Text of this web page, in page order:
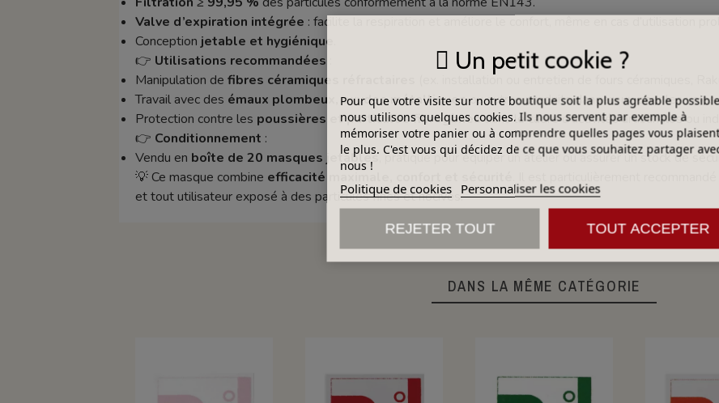
Valve d’expiration intégrée : facilite la respiration et améliore le confort, même en cas d’utilisation
Conception jetable et hygiénique
👉 Utilisations recommandées
Manipulation de fibres céramiques réfractaires
(ex. installation ou entretien de fours céramiques,
Travail avec des émaux plombeux, oxydes métalliquesou autres produits dangereux pour les voies
Protection contre les poussières et particules fibrogènesdans le cadre d’activités artisanales ou
👉 Conditionnement :
Vendu en boîte de 20 masques jetables, pratique pour équiper un atelier ou assurer un stock de
💡 Ce masque combine efficacité maximale, confort et sécurité
. Il est particulièrement
et tout utilisateur exposé à des particules fines et nocives.
DANS LA MÊME CATÉGORIE
Un petit cookie ?
Pour que votre visite sur notre boutique soit la plus agréable
nous utilisons quelques cookies. Ils nous servent par exemple à
mémoriser votre panier ou à comprendre quelles pages vous
le plus. C'est vous qui décidez de ce que vous souhaitez partager
nous !
Politique de cookies Personnaliser les cookies
REJETER TOUT TOUT ACCEPTER